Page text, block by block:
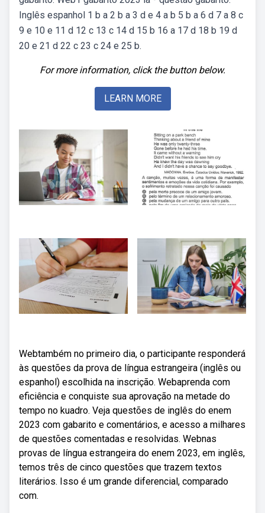
Inglês espanhol 1 b a 2 b a 3 d e 4 a b 5 b a 6 d 7 a 8 c
9 e 10 e 11 d 12 c 13 c 14 d 15 b 16 a 17 d 18 b 19 d
20 e 21 d 22 c 23 c 24 e 25 b.
For more information, click the button below.
LEARN MORE
Webtambém no primeiro dia, o participante responderá
às questões da prova de língua estrangeira (inglês ou
espanhol) escolhida na inscrição. Webaprenda com
eficiência e conquiste sua aprovação na metade do
tempo no kuadro. Veja questões de inglês do enem
2023 com gabarito e comentários, e acesso a milhares
de questões comentadas e resolvidas. Webnas
provas de língua estrangeira do enem 2023, em inglês,
temos três de cinco questões que trazem textos
literários. Isso é um grande diferencial, comparado
com.